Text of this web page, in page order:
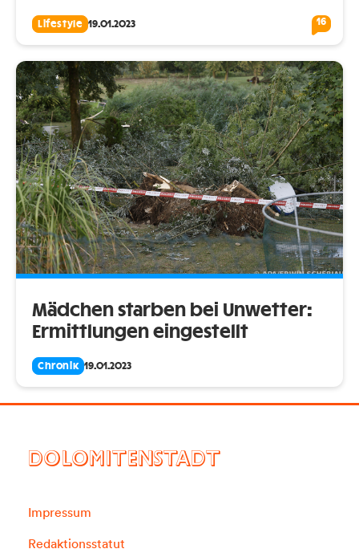
Lifestyle 19.01.2023 16
Mädchen starben bei Unwetter:
Ermittlungen eingestellt
Chronik 19.01.2023
DOLOMITENSTADT
Impressum
Redaktionsstatut